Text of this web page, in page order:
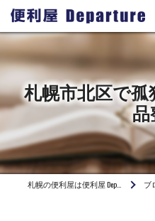
札幌市北区で
品
札幌の便利屋は便利屋 Departure ブ